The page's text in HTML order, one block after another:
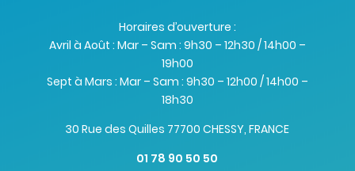
Horaires d’ouverture :
Avril à Août : Mar – Sam : 9h30 – 12h30 / 14h00 –
19h00
Sept à Mars : Mar – Sam : 9h30 – 12h00 / 14h00 –
18h30
30 Rue des Quilles 77700 CHESSY, FRANCE
01 78 90 50 50